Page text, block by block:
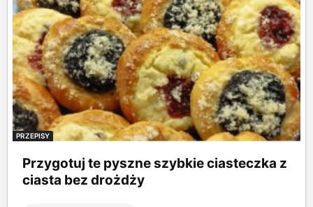
PRZEPISY
Przygotuj te pyszne szybkie ciasteczka z
ciasta bez drożdży